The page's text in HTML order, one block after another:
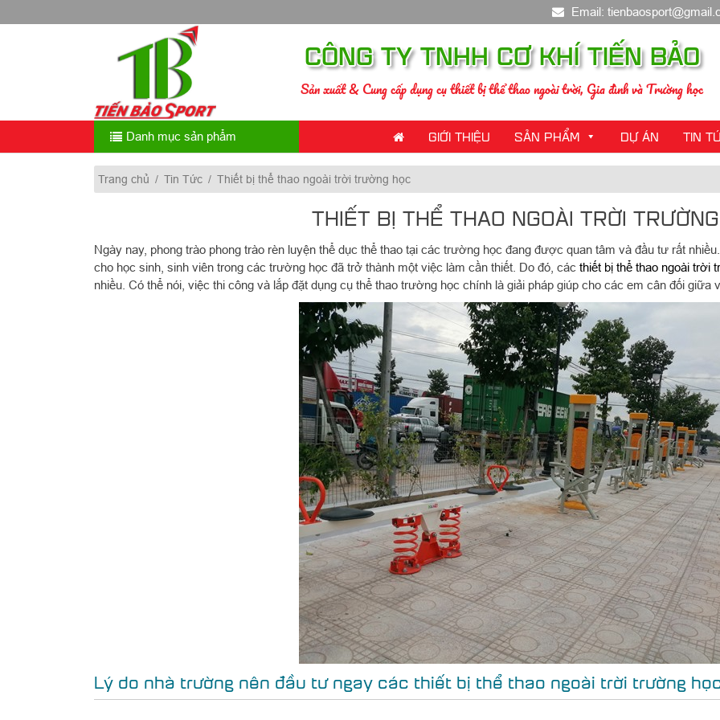
to
Email:
CÔNG TY TNHH CƠ KHÍ TIẾN BẢO
Sản xuất & Cung cấp dụng cụ thiết bị thể thao ngoài trời, Gia đình và Trường học
Danh mục sản phẩm GIỚI THIỆU SẢN PHẨM DỰ ÁN TIN
Trang chủ / Tin Tức / Thiết bị thể thao ngoài trời trường học
THIẾT BỊ THỂ THAO NGOÀI TRỜI
Ngày nay, phong trào phong trào rèn luyện thể dục thể thao tại các trường học đang được quan tâm và đầu tư rất
cho học sinh, sinh viên trong các trường học đã trở thành một việc làm cần thiết. Do đó, các thiết bị thể thao ngoài trời
nhiều. Có thể nói, việc thi công và lắp đặt dụng cụ thể thao trường học chính là giải pháp giúp cho các em cân đối
Lý do nhà trường nên đầu tư ngay các thiết bị thể thao ngoài trời trường